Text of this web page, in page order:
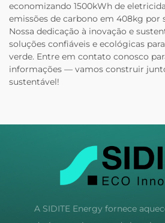
economizando 1500kWh de
emissões de carbono em 408kg por
Nossa dedicação à inovação e
soluções confiáveis e ecológicas
verde. Entre em contato conosco
informações — vamos construir
sustentável!
A SIDITE Energy fornece